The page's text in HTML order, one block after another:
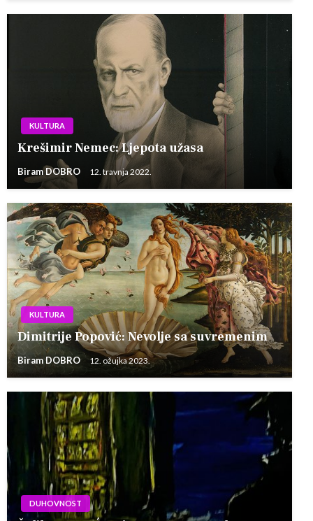
KULTURA
Krešimir Nemec: Ljepota užasa
Biram DOBRO 12. travnja 2022.
KULTURA
Dimitrije Popović: Nevolje sa suvremenim
Biram DOBRO 12. ožujka 2023.
DUHOVNOST